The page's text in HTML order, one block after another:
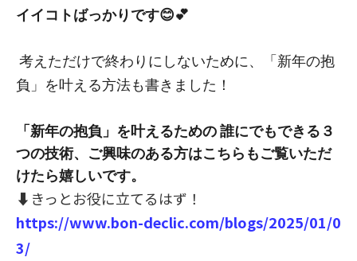
イイコトばっかりです😊💕
考えただけで終わりにしないために、「新年の抱
負」を叶える方法も書きました！
「新年の抱負」を叶えるための 誰にでもできる３
つの技術、ご興味のある方はこちらもご覧いただ
けたら嬉しいです。
⬇️ きっとお役に立てるはず！
https://www.bon-declic.com/blogs/2025/01/0
3/